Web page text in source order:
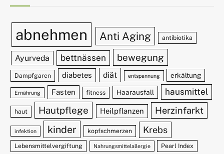
abnehmen Anti Aging antibiotika
Ayurveda bettnässen bewegung
Dampfgaren diabetes diät entspannung erkältung
Ernährung Fasten fitness Haarausfall hausmittel
haut Hautpflege Heilpflanzen Herzinfarkt
infektion kinder kopfschmerzen Krebs
Lebensmittelvergiftung Nahrungsmittelallergie Pearl Index